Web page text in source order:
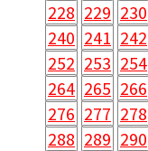
228 229 230
240 241 242
252 253 254
264 265 266
276 277 278
288 289 290